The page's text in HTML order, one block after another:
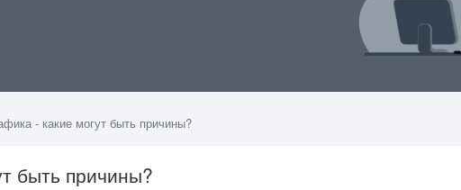
- какие могут быть причины?
быть причины?